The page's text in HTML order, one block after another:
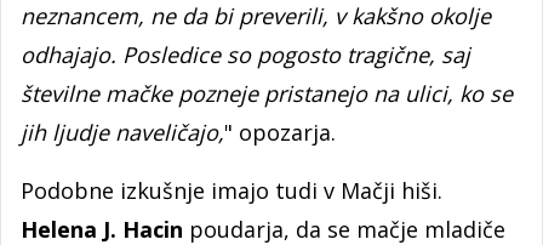
neznancem, ne da bi preverili, v kakšno okolje
odhajajo. Posledice so pogosto tragične, saj
številne mačke pozneje pristanejo na ulici, ko se
jih ljudje naveličajo," opozarja.
Podobne izkušnje imajo tudi v Mačji hiši.
Helena J. Hacin poudarja, da se mačje mladiče